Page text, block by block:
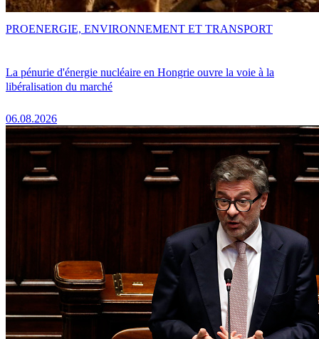
La pénurie d'énergie nucléaire en Hongrie ouvre la voie à la
libéralisation du marché
06.08.2026
PROENERGIE, ENVIRONNEMENT ET TRANSPORT